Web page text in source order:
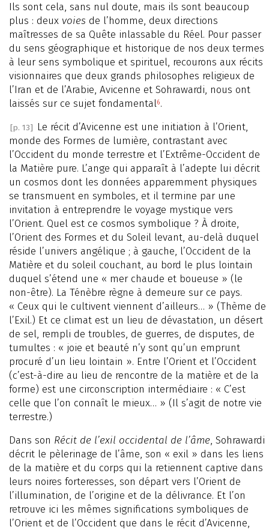
Ils sont cela, sans nul doute, mais ils sont beaucoup
plus : deux voies de l’homme, deux directions
maîtresses de sa Quête inlassable du Réel. Pour passer
du sens géographique et historique de nos deux termes
à leur sens symbolique et spirituel, recourons aux récits
visionnaires que deux grands philosophes religieux de
l’Iran et de l’Arabie, Avicenne et Sohrawardi, nous ont
laissés sur ce sujet fondamental6.
[p. 13] Le récit d’Avicenne est une initiation à l’Orient,
monde des Formes de lumière, contrastant avec
l’Occident du monde terrestre et l’Extrême-Occident de
la Matière pure. L’ange qui apparaît à l’adepte lui décrit
un cosmos dont les données apparemment physiques
se transmuent en symboles, et il termine par une
invitation à entreprendre le voyage mystique vers
l’Orient. Quel est ce cosmos symbolique ? À droite,
l’Orient des Formes et du Soleil levant, au-delà duquel
réside l’univers angélique ; à gauche, l’Occident de la
Matière et du soleil couchant, au bord le plus lointain
duquel s’étend une « mer chaude et boueuse » (le
non-être). La Ténèbre règne à demeure sur ce pays.
« Ceux qui le cultivent viennent d’ailleurs… » (Thème de
l’Exil.) Et ce climat est un lieu de dévastation, un désert
de sel, rempli de troubles, de guerres, de disputes, de
tumultes : « joie et beauté n’y sont qu’un emprunt
procuré d’un lieu lointain ». Entre l’Orient et l’Occident
(c’est-à-dire au lieu de rencontre de la matière et de la
forme) est une circonscription intermédiaire : « C’est
celle que l’on connaît le mieux… » (Il s’agit de notre vie
terrestre.)
Dans son Récit de l’exil occidental de l’âme, Sohrawardi
décrit le pèlerinage de l’âme, son « exil » dans les liens
de la matière et du corps qui la retiennent captive dans
leurs noires forteresses, son départ vers l’Orient de
l’illumination, de l’origine et de la délivrance. Et l’on
retrouve ici les mêmes significations symboliques de
l’Orient et de l’Occident que dans le récit d’Avicenne,